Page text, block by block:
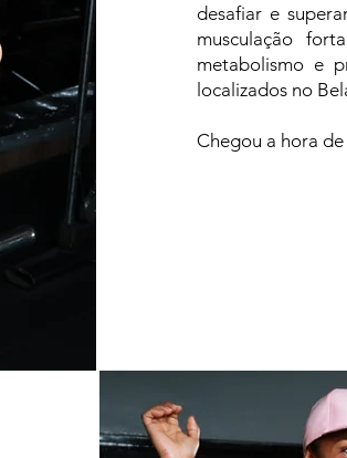
desafiar e
musculação
metabolismo e
localizados no
Chegou a hora